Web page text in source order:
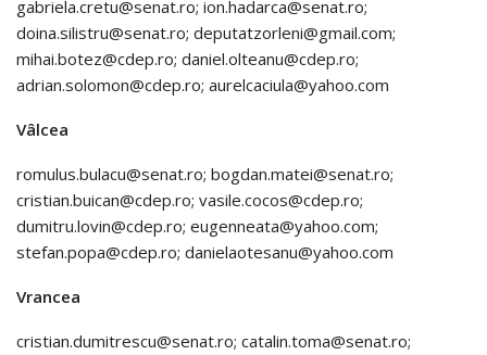
gabriela.cretu@senat.ro; ion.hadarca@senat.ro;
doina.silistru@senat.ro; deputatzorleni@gmail.com;
mihai.botez@cdep.ro; daniel.olteanu@cdep.ro;
adrian.solomon@cdep.ro; aurelcaciula@yahoo.com
Vâlcea
romulus.bulacu@senat.ro; bogdan.matei@senat.ro;
cristian.buican@cdep.ro; vasile.cocos@cdep.ro;
dumitru.lovin@cdep.ro; eugenneata@yahoo.com;
stefan.popa@cdep.ro; danielaotesanu@yahoo.com
Vrancea
cristian.dumitrescu@senat.ro; catalin.toma@senat.ro;